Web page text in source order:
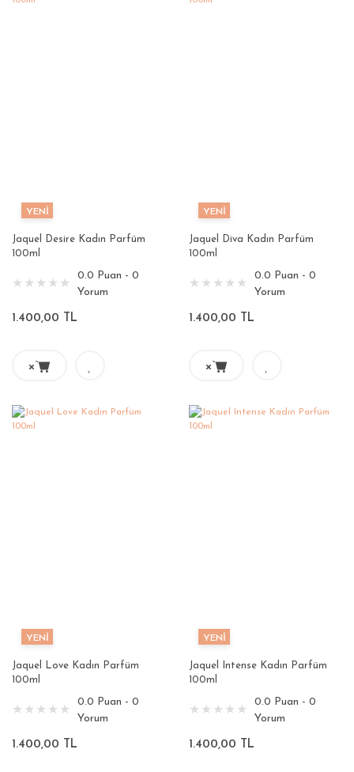
YENİ
Jaquel Desire Kadın Parfüm
100ml
0.0 Puan - 0
Yorum
1.400,00 TL
YENİ
Jaquel Diva Kadın Parfüm
100ml
0.0 Puan - 0
Yorum
1.400,00 TL
YENİ
Jaquel Love Kadın Parfüm
100ml
0.0 Puan - 0
Yorum
1.400,00 TL
YENİ
Jaquel Intense Kadın Parfüm
100ml
0.0 Puan - 0
Yorum
1.400,00 TL